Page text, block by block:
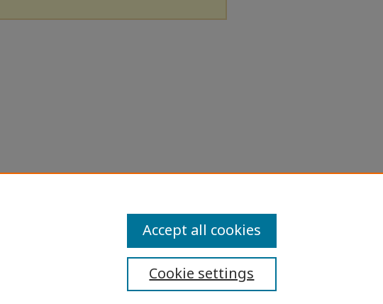
Accessibility Statement
Cookie settings
Accept all cookies